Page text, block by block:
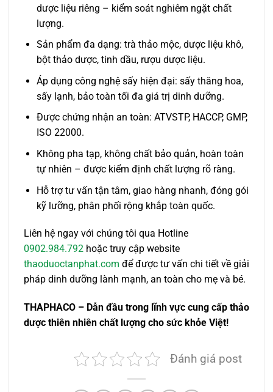
dược liệu riêng – kiểm soát nghiêm ngặt chất
lượng.
Sản phẩm đa dạng: trà thảo mộc, dược liệu khô,
bột thảo dược, tinh dầu, rượu dược liệu.
Áp dụng công nghệ sấy hiện đại: sấy thăng hoa,
sấy lạnh, bảo toàn tối đa giá trị dinh dưỡng.
Được chứng nhận an toàn: ATVSTP, HACCP, GMP,
ISO 22000.
Không pha tạp, không chất bảo quản, hoàn toàn
tự nhiên – được kiểm định chất lượng rõ ràng.
Hỗ trợ tư vấn tận tâm, giao hàng nhanh, đóng gói
kỹ lưỡng, phân phối rộng khắp toàn quốc.
Liên hệ ngay với chúng tôi qua Hotline
0902.984.792 hoặc truy cập website
thaoduoctanphat.com để được tư vấn chi tiết về giải
pháp dinh dưỡng lành mạnh, an toàn cho mẹ và bé.
THAPHACO – Dẫn đầu trong lĩnh vực cung cấp thảo
dược thiên nhiên chất lượng cho sức khỏe Việt!
Đánh giá post